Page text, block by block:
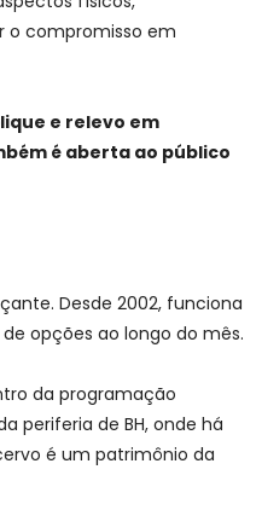
o compromisso em
e relevo em
é aberta ao público
Desde 2002, funciona
opções ao longo do mês.
da programação
periferia de BH, onde há
é um patrimônio da